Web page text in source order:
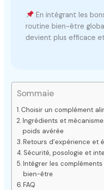
En intégrant les
routine bien-être
devient plus efficace
Sommaie
Choisir un complément
Ingrédients et
poids avérée
Retours d’expérience et
Sécurité, posologie et
Intégrer les
bien-être
FAQ